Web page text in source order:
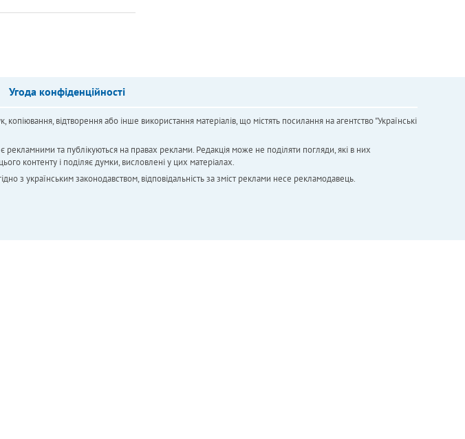
Угода конфіденційності
відтворення або інше використання матеріалів, що містять посилання на агентство "Українськi
та публікуються на правах реклами. Редакція може не поділяти погляди, які в них
контенту і поділяє думки, висловлені у цих матеріалах.
з українським законодавством, відповідальність за зміст реклами несе рекламодавець.